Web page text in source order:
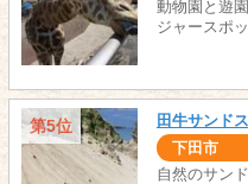
動物園と遊
ジャースポ
第5位 田牛サンド
下田市
自然のサン